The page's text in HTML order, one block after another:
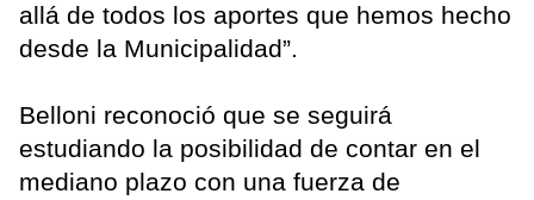
allá de todos los aportes que hemos hecho
desde la Municipalidad”.
Belloni reconoció que se seguirá
estudiando la posibilidad de contar en el
mediano plazo con una fuerza de